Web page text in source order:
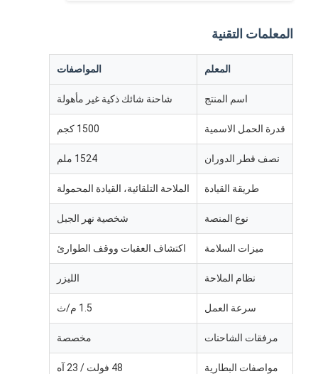
محرك تجميع عجلة القيادة
تجميع آلية الرفع للسيارة
شوكة تلسكوبية للصفائح الكهربائية
المعدات الآلية غير القياسية
روبوت تجاري
المعلمات التقنية
المعلم المواصفات
اسم المنتج شاحنة شائك ذكية غير مأهولة
قدرة الحمل الاسمية 1500 كجم
نصف قطر الدوران 1524 ملم
طريقة القيادة الملاحة التلقائية، القيادة المحمولة
نوع المنصة شخصية نهر الجبل
ميزات السلامة اكتشاف العقبات ووقف الطوارئ
نظام الملاحة الليزر
سرعة العمل 1.5 م/ث
مرفقات الشاحنات مخصصة
مواصفات البطارية 48 فولت / 23 آه